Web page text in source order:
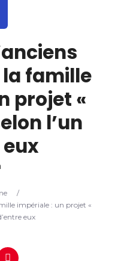
famille
projet «
l’un
/
impériale : un projet «
eux